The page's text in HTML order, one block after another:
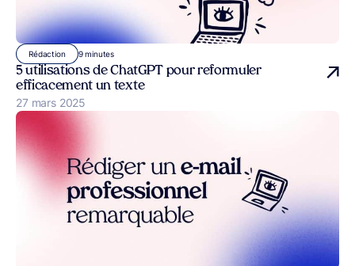
Rédaction 9 minutes
5 utilisations de ChatGPT pour reformuler
efficacement un texte
Publié le
27 mars 2025